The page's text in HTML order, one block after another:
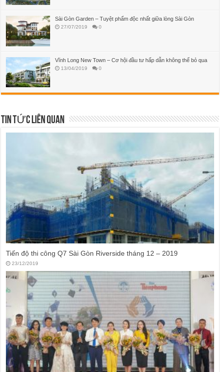
Sài Gòn Garden – Tuyệt phẩm độc nhất giữa lòng Sài Gòn
27/07/2019 0
Vĩnh Long New Town – Cơ hội đầu tư hấp dẫn không thể bỏ qua
13/04/2019 0
TIN TỨC LIÊN QUAN
Tiến độ thi công Q7 Sài Gòn Riverside tháng 12 – 2019
23/12/2019